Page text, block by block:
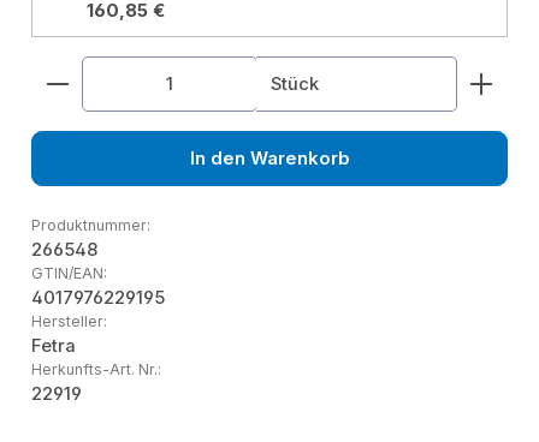
160,85 €
Produkt Anzahl: Gib den gewünschten Wert
Stück
In den Warenkorb
Produktnummer:
266548
GTIN/EAN:
4017976229195
Hersteller:
Fetra
Herkunfts-Art. Nr.:
22919